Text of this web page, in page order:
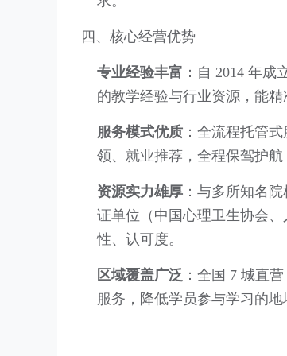
四、核心经营优势
专业经验丰富 ：自 2014 年
的教学经验与行业资源，能精
服务模式优质 ：全流程托管
领、就业推荐，全程保驾护航
资源实力雄厚 ：与多所知名
证单位（中国心理卫生协会
性、认可度。
区域覆盖广泛 ：全国 7 城直
服务，降低学员参与学习的地